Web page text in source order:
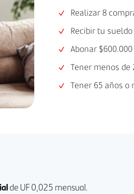
Realizar 8
Recibir tu
Abonar
Tener menos de
Tener 65 años o
de UF 0,025 mensual.